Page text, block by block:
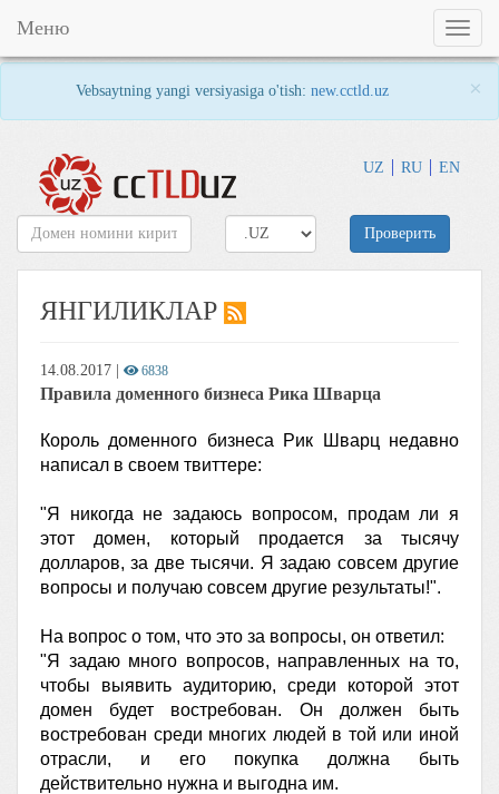
Vebsaytning yangi versiyasiga o'tish: new.cctld.uz ×
UZ RU EN
Toggle
Меню
Проверить
ЯНГИЛИКЛАР
14.08.2017 6838
Правила доменного бизнеса Рика Шварца
Король доменного бизнеса Рик Шварц недавно
написал в своем твиттере:
"Я никогда не задаюсь вопросом, продам ли я
этот домен, который продается за тысячу
долларов, за две тысячи. Я задаю совсем другие
вопросы и получаю совсем другие результаты!".
На вопрос о том, что это за вопросы, он ответил:
"Я задаю много вопросов, направленных на то,
чтобы выявить аудиторию, среди которой этот
домен будет востребован. Он должен быть
востребован среди многих людей в той или иной
отрасли, и его покупка должна быть
действительно нужна и выгодна им.